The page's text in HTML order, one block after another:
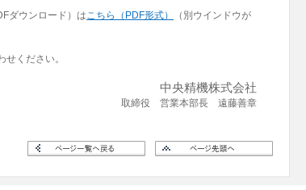
ダウンロード）はこちら（PDF形式）
（別ウインドウが
ください。
中央精機株式会社
取締役 営業本部長 遠藤善章